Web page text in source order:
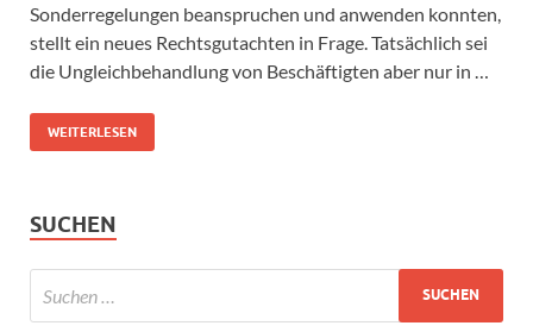
Sonderregelungen beanspruchen und anwenden konnten,
stellt ein neues Rechtsgutachten in Frage. Tatsächlich sei
die Ungleichbehandlung von Beschäftigten aber nur in …
WEITERLESEN
SUCHEN